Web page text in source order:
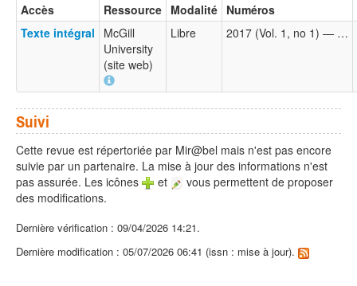
Accès Ressource Modalité Numéros
Texte intégral
McGill
University
(site web)
Libre 2017 (Vol. 1, no 1) — …
Suivi
Cette revue est répertoriée par Mir@bel mais n'est pas encore
suivie par un partenaire. La mise à jour des informations n'est
pas assurée. Les icônes
et
vous permettent de proposer
des modifications.
Dernière vérification : 09/04/2026 14:21.
Dernière modification : 05/07/2026 06:41 (issn : mise à jour).